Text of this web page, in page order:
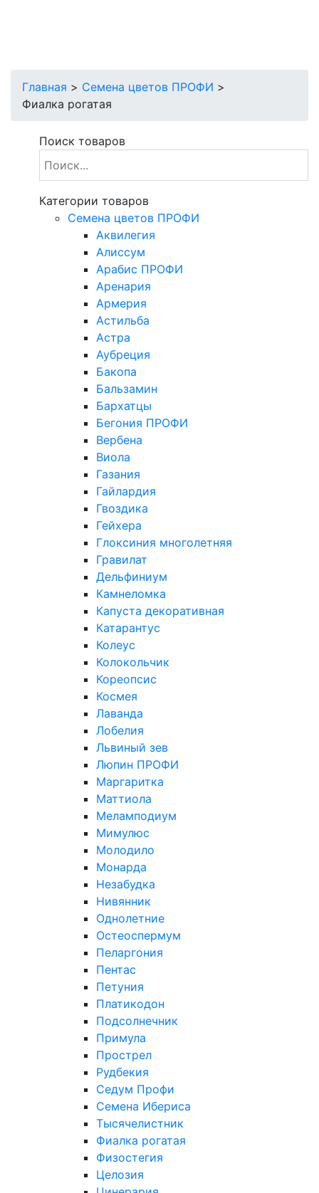
Главная > Cемена цветов ПРОФИ >
Фиалка рогатая
Поиск товаров
Категории товаров
Cемена цветов ПРОФИ
Аквилегия
Алиссум
Арабис ПРОФИ
Аренария
Армерия
Астильба
Астра
Аубреция
Бакопа
Бальзамин
Бархатцы
Бегония ПРОФИ
Вербена
Виола
Газания
Гайлардия
Гвоздика
Гейхера
Глоксиния многолетняя
Гравилат
Дельфиниум
Камнеломка
Капуста декоративная
Катарантус
Колеус
Колокольчик
Кореопсис
Космея
Лаванда
Лобелия
Львиный зев
Люпин ПРОФИ
Маргаритка
Маттиола
Меламподиум
Мимулюс
Молодило
Монарда
Незабудка
Нивянник
Однолетние
Остеоспермум
Пеларгония
Пентас
Петуния
Платикодон
Подсолнечник
Примула
Прострел
Рудбекия
Седум Профи
Семена Ибериса
Тысячелистник
Фиалка рогатая
Физостегия
Целозия